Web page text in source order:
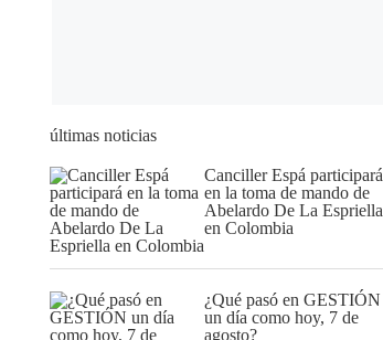
últimas noticias
Canciller Espá participará
en la toma de mando de
Abelardo De La Espriella
en Colombia
¿Qué pasó en GESTIÓN
un día como hoy, 7 de
agosto?